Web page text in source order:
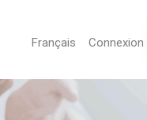
Français Connexion